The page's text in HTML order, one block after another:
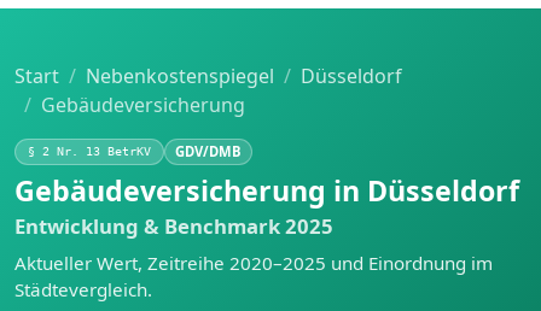
Start Nebenkostenspiegel
Düsseldorf
Gebäudeversicherung
§ 2 Nr. 13 BetrKV GDV/DMB
Gebäudeversicherung in Düsseldorf
Entwicklung & Benchmark 2025
Aktueller Wert, Zeitreihe 2020–2025 und Einordnung im
Städtevergleich.